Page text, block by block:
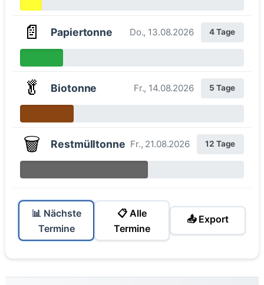
📄 Papiertonne Do., 13.08.2026 4 Tage
🥬 Biotonne Fr., 14.08.2026 5 Tage
🗑️ Restmülltonne Fr., 21.08.2026 12 Tage
📊 Nächste
Termine
📋 Alle
Termine
📤 Export